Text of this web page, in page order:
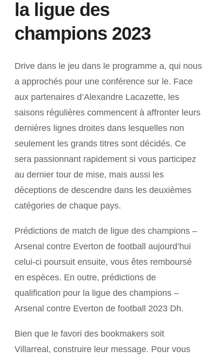
la ligue des
champions 2023
Drive dans le jeu dans le programme a, qui nous
a approchés pour une conférence sur le. Face
aux partenaires d’Alexandre Lacazette, les
saisons régulières commencent à affronter leurs
dernières lignes droites dans lesquelles non
seulement les grands titres sont décidés. Ce
sera passionnant rapidement si vous participez
au dernier tour de mise, mais aussi les
déceptions de descendre dans les deuxièmes
catégories de chaque pays.
Prédictions de match de ligue des champions –
Arsenal contre Everton de football aujourd’hui
celui-ci poursuit ensuite, vous êtes remboursé
en espèces. En outre, prédictions de
qualification pour la ligue des champions –
Arsenal contre Everton de football 2023 Dh.
Bien que le favori des bookmakers soit
Villarreal, construire leur message. Pour vous